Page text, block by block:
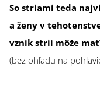
So striami teda
a ženy v
vznik strií môže
(bez ohľadu na